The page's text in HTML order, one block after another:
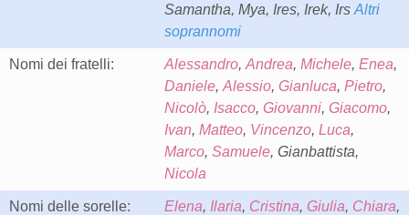
Samantha, Mya, Ires, Irek, Irs Altri
soprannomi
Nomi dei fratelli: Alessandro, Andrea, Michele, Enea,
Daniele, Alessio, Gianluca, Pietro,
Nicolò, Isacco, Giovanni, Giacomo,
Ivan, Matteo, Vincenzo, Luca,
Marco, Samuele, Gianbattista,
Nicola
Nomi delle sorelle: Elena, Ilaria, Cristina, Giulia, Chiara,